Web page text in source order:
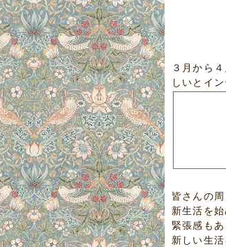
３月から
しいとイ
皆さんの
新生活を
緊張感も
新しい生